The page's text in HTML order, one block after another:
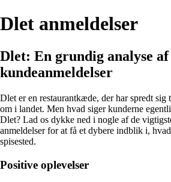
Dlet anmeldelser
Dlet: En grundig analyse af
kundeanmeldelser
Dlet er en restaurantkæde, der har spredt
om i landet. Men hvad siger kunderne
Dlet? Lad os dykke ned i nogle af de
anmeldelser for at få et dybere indblik i,
spisested.
Positive oplevelser